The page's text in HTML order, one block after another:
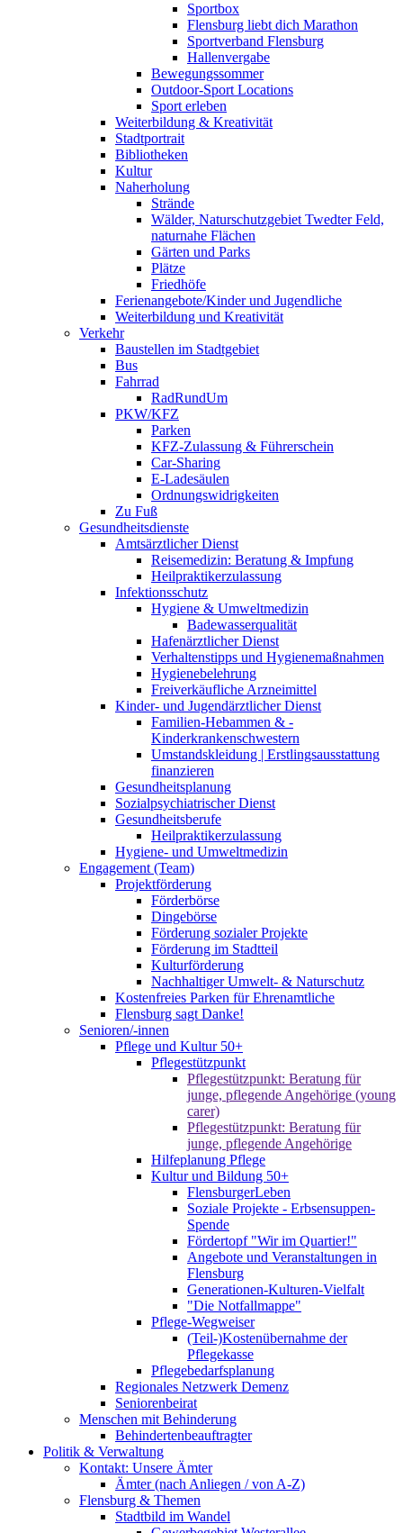
Sportbox
Flensburg liebt dich Marathon
Sportverband Flensburg
Hallenvergabe
Bewegungssommer
Outdoor-Sport Locations
Sport erleben
Weiterbildung & Kreativität
Stadtportrait
Bibliotheken
Kultur
Naherholung
Strände
Wälder, Naturschutzgebiet Twedter Feld,
naturnahe Flächen
Gärten und Parks
Plätze
Friedhöfe
Ferienangebote/Kinder und Jugendliche
Weiterbildung und Kreativität
Verkehr
Baustellen im Stadtgebiet
Bus
Fahrrad
RadRundUm
PKW/KFZ
Parken
KFZ-Zulassung & Führerschein
Car-Sharing
E-Ladesäulen
Ordnungswidrigkeiten
Zu Fuß
Gesundheitsdienste
Amtsärztlicher Dienst
Reisemedizin: Beratung & Impfung
Heilpraktikerzulassung
Infektionsschutz
Hygiene & Umweltmedizin
Badewasserqualität
Hafenärztlicher Dienst
Verhaltenstipps und Hygienemaßnahmen
Hygienebelehrung
Freiverkäufliche Arzneimittel
Kinder- und Jugendärztlicher Dienst
Familien-Hebammen & -
Kinderkrankenschwestern
Umstandskleidung | Erstlingsausstattung
finanzieren
Gesundheitsplanung
Sozialpsychiatrischer Dienst
Gesundheitsberufe
Heilpraktikerzulassung
Hygiene- und Umweltmedizin
Engagement (Team)
Projektförderung
Förderbörse
Dingebörse
Förderung sozialer Projekte
Förderung im Stadtteil
Kulturförderung
Nachhaltiger Umwelt- & Naturschutz
Kostenfreies Parken für Ehrenamtliche
Flensburg sagt Danke!
Senioren/-innen
Pflege und Kultur 50+
Pflegestützpunkt
Pflegestützpunkt: Beratung für
junge, pflegende Angehörige (young
carer)
Pflegestützpunkt: Beratung für
junge, pflegende Angehörige
Hilfeplanung Pflege
Kultur und Bildung 50+
FlensburgerLeben
Soziale Projekte - Erbsensuppen-
Spende
Fördertopf "Wir im Quartier!"
Angebote und Veranstaltungen in
Flensburg
Generationen-Kulturen-Vielfalt
"Die Notfallmappe"
Pflege-Wegweiser
(Teil-)Kostenübernahme der
Pflegekasse
Pflegebedarfsplanung
Regionales Netzwerk Demenz
Seniorenbeirat
Menschen mit Behinderung
Behindertenbeauftragter
Politik & Verwaltung
Kontakt: Unsere Ämter
Ämter (nach Anliegen / von A-Z)
Flensburg & Themen
Stadtbild im Wandel